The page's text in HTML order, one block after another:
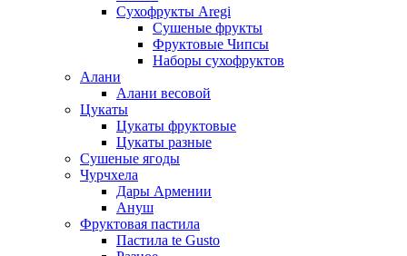
Сухофрукты Aregi
Сушеные фрукты
Фруктовые Чипсы
Наборы сухофруктов
Алани
Алани весовой
Цукаты
Цукаты фруктовые
Цукаты разные
Сушеные ягоды
Чурчхела
Дары Армении
Ануш
Фруктовая пастила
Пастила te Gusto